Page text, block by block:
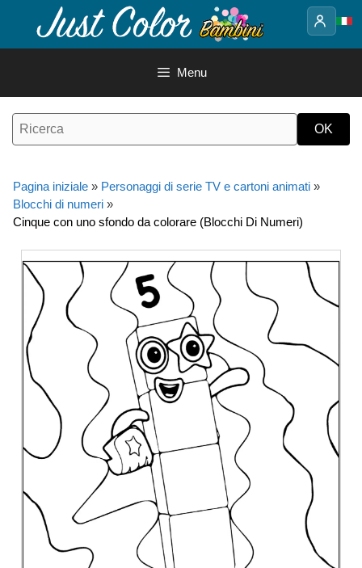
contenuto
Menu
Pagina iniziale » Personaggi di serie TV e cartoni animati »
Blocchi di numeri »
Cinque con uno sfondo da colorare (Blocchi Di Numeri)